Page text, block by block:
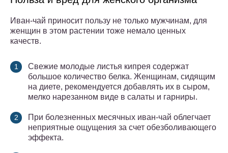
Иван-чай приносит пользу не только мужчинам, для
женщин в этом растении тоже немало ценных
качеств.
Свежие молодые листья кипрея содержат
большое количество белка. Женщинам, сидящим
на диете, рекомендуется добавлять их в сыром,
мелко нарезанном виде в салаты и гарниры.
При болезненных месячных иван-чай облегчает
неприятные ощущения за счет обезболивающего
эффекта.